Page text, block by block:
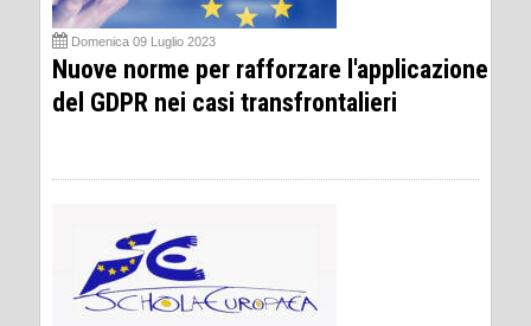
Domenica 09 Luglio 2023
Nuove norme per rafforzare l'applicazione
del GDPR nei casi transfrontalieri